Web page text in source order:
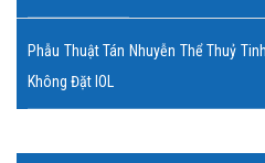
Phẫu Thuật Tán Nhuyễn Thể Thuỷ
Không Đặt IOL